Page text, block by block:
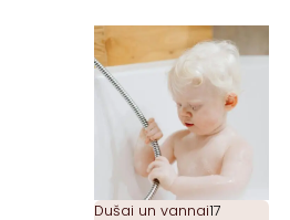
Dušai un vannai17